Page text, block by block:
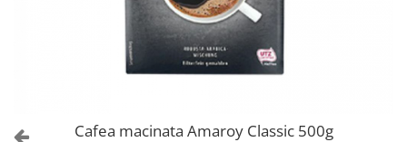
Cafea macinata Amaroy Classic 500g